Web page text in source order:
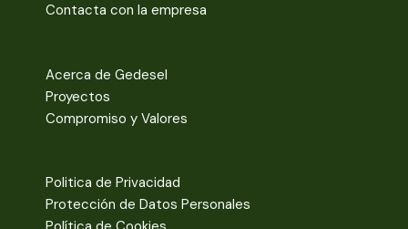
Contacta con la empresa
Acerca de Gedesel
Proyectos
Compromiso y Valores
Politica de Privacidad
Protección de Datos Personales